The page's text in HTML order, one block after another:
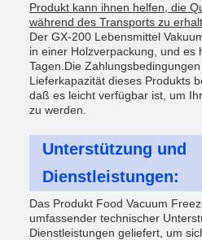
Produkt kann ihnen helfen, die
während des Transports zu
Der GX-200 Lebensmittel
in einer Holzverpackung, und es
Tagen.Die
Lieferkapazität dieses Produkts
daß es leicht verfügbar ist, um
zu werden.
Unterstützung und
Dienstleistungen:
Das Produkt Food Vacuum
umfassender technischer
Dienstleistungen geliefert, um